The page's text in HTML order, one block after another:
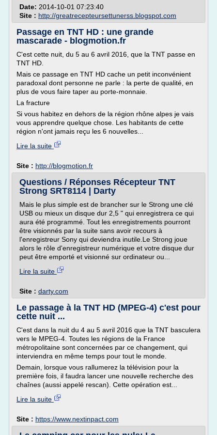
Date: 2014-10-01 07:23:40
Site : http://greatrecepteursettunerss.blogspot.com
Passage en TNT HD : une grande
mascarade - blogmotion.fr
C'est cette nuit, du 5 au 6 avril 2016, que la TNT passe en
TNT HD.
Mais ce passage en TNT HD cache un petit inconvénient
paradoxal dont personne ne parle : la perte de qualité, en
plus de vous faire taper au porte-monnaie.
La fracture
Si vous habitez en dehors de la région rhône alpes je vais
vous apprendre quelque chose. Les habitants de cette
région n'ont jamais reçu les 6 nouvelles...
Lire la suite
Site : http://blogmotion.fr
Questions / Réponses Récepteur TNT
Strong SRT8114 | Darty
Mais le plus simple est de brancher sur le Strong une clé
USB ou mieux un disque dur 2,5 " qui enregistrera ce qui
aura été programmé. Tout les enregistrements pourront
être visionnés par la suite sans avoir recours à
l'enregistreur Sony qui deviendra inutile.Le Strong joue
alors le rôle d'enregistreur numérique et votre disque dur
peut être emporté et visionné sur ordinateur ou...
Lire la suite
Site : darty.com
Le passage à la TNT HD (MPEG-4) c'est pour
cette nuit ...
C'est dans la nuit du 4 au 5 avril 2016 que la TNT basculera
vers le MPEG-4. Toutes les régions de la France
métropolitaine sont concernées par ce changement, qui
interviendra en même temps pour tout le monde.
Demain, lorsque vous rallumerez la télévision pour la
première fois, il faudra lancer une nouvelle recherche des
chaînes (aussi appelé rescan). Cette opération est...
Lire la suite
Site : https://www.nextinpact.com